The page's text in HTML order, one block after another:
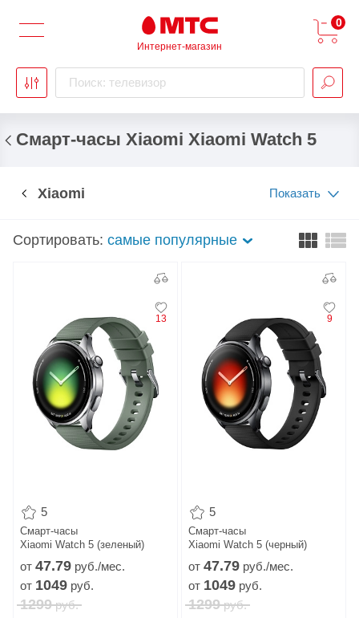
Интернет-магазин
Поиск: телевизор
0
Смарт-часы Xiaomi Xiaomi Watch 5
Xiaomi Показать
Сортировать: самые популярные
13
5
Смарт-часы
Xiaomi Watch 5 (зеленый)
от 47.79 руб./мес.
от 1049 руб.
1299руб.
9
5
Смарт-часы
Xiaomi Watch 5 (черный)
от 47.79 руб./мес.
от 1049 руб.
1299руб.